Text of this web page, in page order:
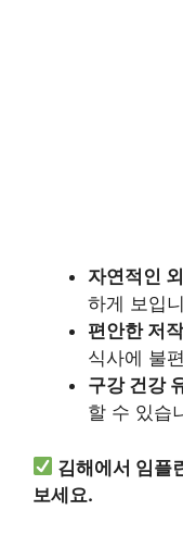
자연적인
하게 보입
편안한 저
식사에 불
구강 건강
할 수 있습
김해에서 임플
보세요.